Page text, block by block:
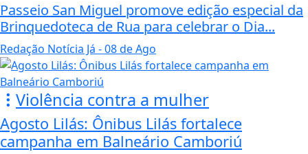
Passeio San Miguel promove edição especial da
Brinquedoteca de Rua para celebrar o Dia...
Redação Notícia Já - 08 de Ago
Violência contra a mulher
Agosto Lilás: Ônibus Lilás fortalece
campanha em Balneário Camboriú